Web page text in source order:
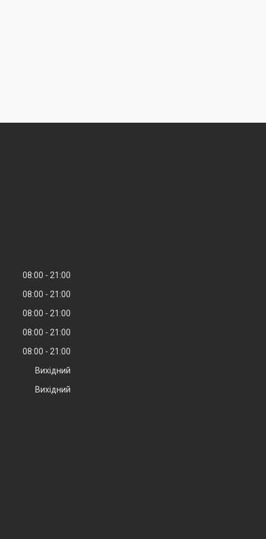
08:00
21:00
08:00
21:00
08:00
21:00
08:00
21:00
08:00
21:00
Вихідний
Вихідний